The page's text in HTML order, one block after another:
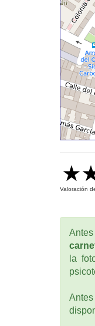
Valoración
la